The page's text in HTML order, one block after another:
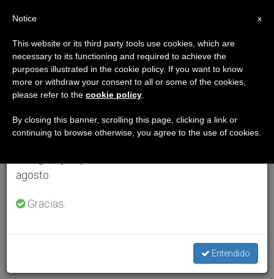
×
Aviso importante
Del 27 de julio al 7 de agosto haremos la pausa
anual, aprovechando que en el periodo de verano
se generan menos informaciones y también el
agosto.
Gracias.
Entendido
x
Notice
This website or its third party tools use cookies, which are
necessary to its functioning and required to achieve the
purposes illustrated in the cookie policy. If you want to know
more or withdraw your consent to all or some of the cookies,
please refer to the cookie policy
By closing this banner, scrolling this page, clicking a link or
continuing to browse otherwise, you agree to the use of cookies.